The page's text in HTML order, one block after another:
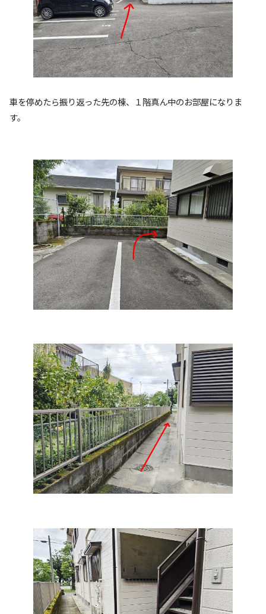
車を停めたら振り返った先の棟、１階真ん中のお部屋になりま
す。